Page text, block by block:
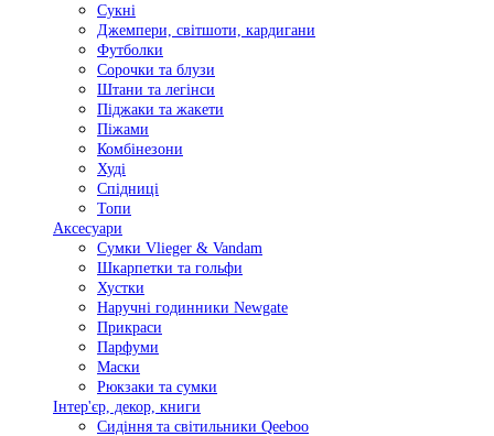
Сукні
Джемпери, світшоти, кардигани
Футболки
Сорочки та блузи
Штани та легінси
Піджаки та жакети
Піжами
Комбінезони
Худі
Спідниці
Топи
Аксесуари
Сумки Vlieger & Vandam
Шкарпетки та гольфи
Хустки
Наручні годинники Newgate
Прикраси
Парфуми
Маски
Рюкзаки та сумки
Інтер'єр, декор, книги
Сидіння та світильники Qeeboo